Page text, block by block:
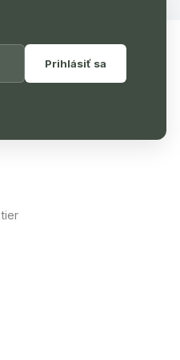
Prihlásiť sa